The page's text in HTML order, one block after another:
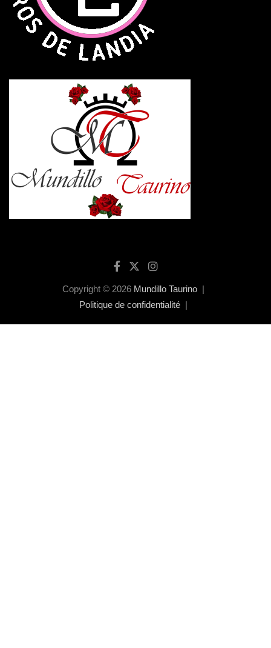
Copyright © 2026 Mundillo Taurino
Politique de confidentialité